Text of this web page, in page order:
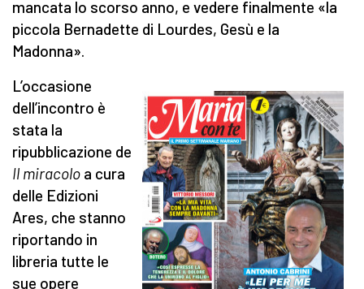
mancata lo scorso anno, e vedere finalmente «la
piccola Bernadette di Lourdes, Gesù e la
Madonna».
L’occasione
dell’incontro è
stata la
ripubblicazione de
Il miracolo a cura
delle Edizioni
Ares, che stanno
riportando in
libreria tutte le
sue opere